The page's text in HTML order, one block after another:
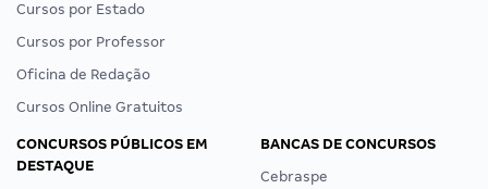
Cursos por Estado
Cursos por Professor
Oficina de Redação
Cursos Online Gratuitos
CONCURSOS PÚBLICOS EM
DESTAQUE
BANCAS DE CONCURSOS
Cebraspe